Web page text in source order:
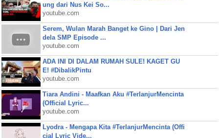
ung dari Nus Kei So...
youtube.com
Serem, Wulan Marah Banget ke Gino | Dari Jen
dela SMP Episode ...
youtube.com
ADA INI DI DALAM RUMAH SULE! KAGET GU
E! #DibalikPintu
youtube.com
Tiara Andini - Maafkan Aku #TerlanjurMencinta
(Official Lyric...
youtube.com
Lyodra - Mengapa Kita #TerlanjurMencinta (Offi
cial Lyric Vide...